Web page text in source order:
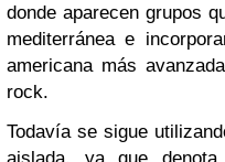
donde aparecen grupos
mediterránea e
americana más
rock.
Todavía se sigue